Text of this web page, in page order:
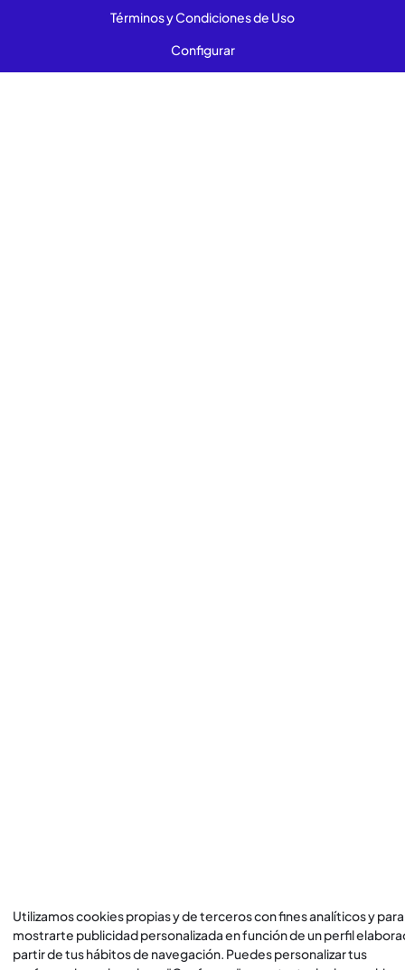
Utilizamos cookies propias y de terceros con fines analíticos y para
mostrarte publicidad personalizada en función de un perfil
partir de tus hábitos de navegación. Puedes personalizar tus
Términos y Condiciones de Uso
Configurar